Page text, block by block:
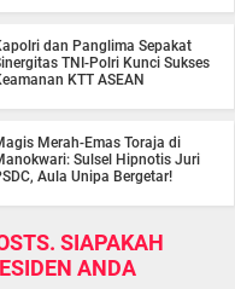
dan Panglima Sepakat
TNI-Polri Kunci Sukses
KTT ASEAN
Merah-Emas Toraja di
Sulsel Hipnotis Juri
Aula Unipa Bergetar!
SIAPAKAH
ANDA